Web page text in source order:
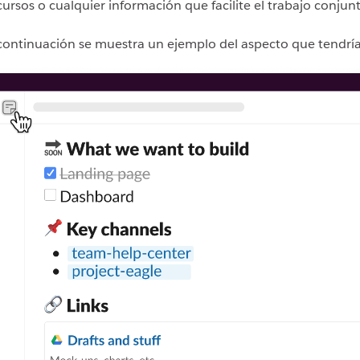
o cualquier información que facilite el trabajo
se muestra un ejemplo del aspecto que